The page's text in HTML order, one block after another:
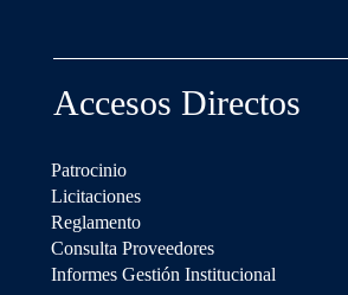
Accesos Directos
Patrocinio
Licitaciones
Reglamento
Consulta Proveedores
Informes Gestión Institucional